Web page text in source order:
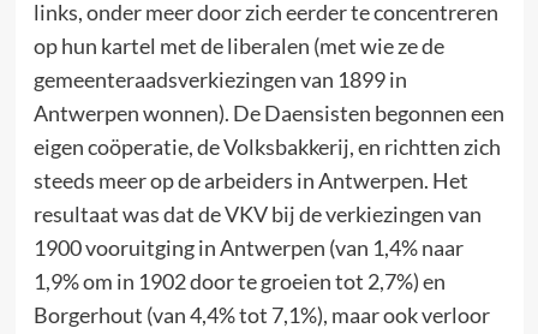
links, onder meer door zich eerder te concentreren
op hun kartel met de liberalen (met wie ze de
gemeenteraadsverkiezingen van 1899 in
Antwerpen wonnen). De Daensisten begonnen een
eigen coöperatie, de Volksbakkerij, en richtten zich
steeds meer op de arbeiders in Antwerpen. Het
resultaat was dat de VKV bij de verkiezingen van
1900 vooruitging in Antwerpen (van 1,4% naar
1,9% om in 1902 door te groeien tot 2,7%) en
Borgerhout (van 4,4% tot 7,1%), maar ook verloor